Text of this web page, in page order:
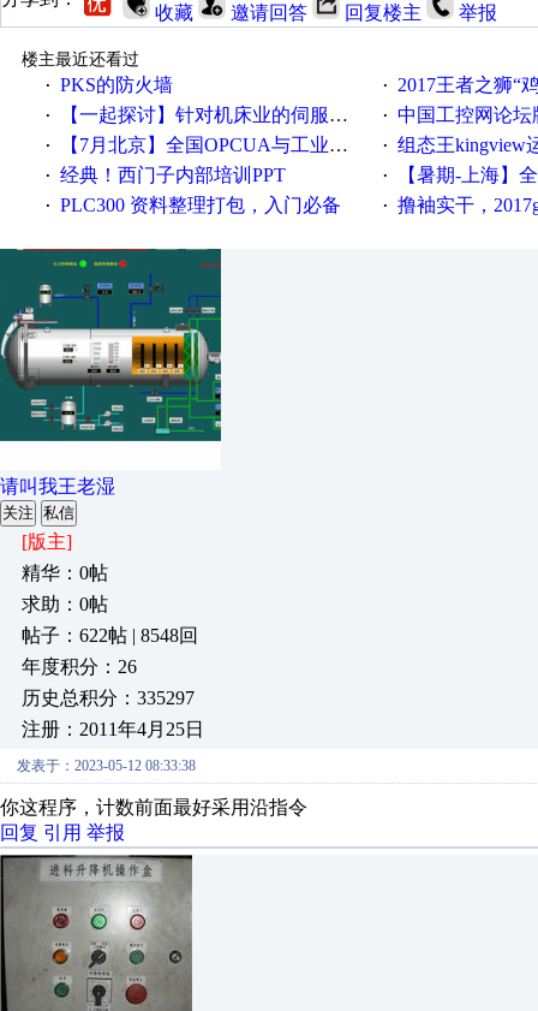
收藏 邀请回答 回复楼主 举报
楼主最近还看过
· PKS的防火墙 · 2017王者之狮“鸡”情签到
· 【一起探讨】针对机床业的伺服系统发展，您的期望是什么？ · 中国工控网论坛版
· 【7月北京】全国OPCUA与工业互联技术培训班通知！ · 组态王kingview
· 经典！西门子内部培训PPT · 【暑期-上海】全国工业
· PLC300 资料整理打包，入门必备 · 撸袖实干，2017gongkong®第
请叫我王老湿
关注 私信
[版主]
精华：0帖
求助：0帖
帖子：622帖 | 8548回
年度积分：26
历史总积分：335297
注册：2011年4月25日
发表于：2023-05-12 08:33:38
你这程序，计数前面最好采用沿指令
回复 引用 举报